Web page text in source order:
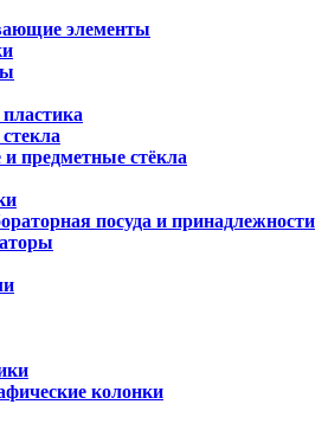
элементы
предметные стёкла
посуда и принадлежности
колонки